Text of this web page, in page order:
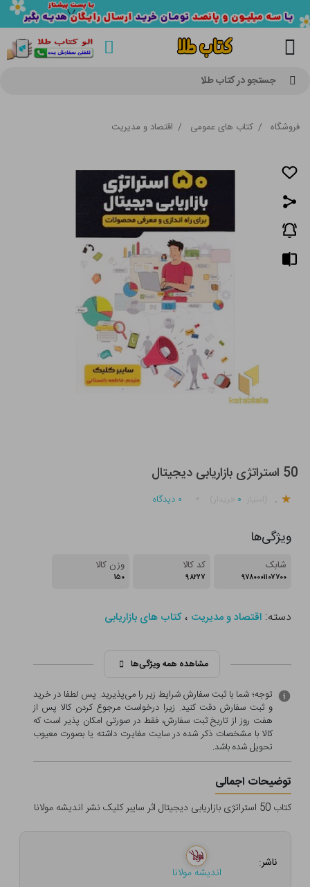
جستجو در کتاب طلا
فروشگاه / کتاب های عمومی / اقتصاد و مدیریت
50 استراتژی بازاریابی دیجیتال
. ۰ ۰ دیدگاه
ویژگی‌ها
شابک
۹۷۸۰۰۰۱۱۰۷۷۰۰
کد کالا
۹۸۲۲۷
وزن کالا
۱۵۰
دسته:اقتصاد و مدیریت ،کتاب های بازاریابی
مشاهده همه ویژگی‌ها
توجه؛ شما با ثبت سفارش شرایط زیر را می‌پذیرید. پس لطفا در خرید
و ثبت سفارش دقت کنید. زیرا درخواست مرجوع کردن کالا پس از
هفت روز از تاریخ ثبت سفارش، فقط در صورتی امکان پذیر است که
کالا با مشخصات ذکر شده در سایت مغایرت داشته یا بصورت معيوب
تحویل شده باشد.
توضیحات اجمالی
کتاب 50 استراتژی بازاریابی دیجیتال اثر سایبر کلیک نشر اندیشه مولانا
ناشر:
اندیشه مولانا